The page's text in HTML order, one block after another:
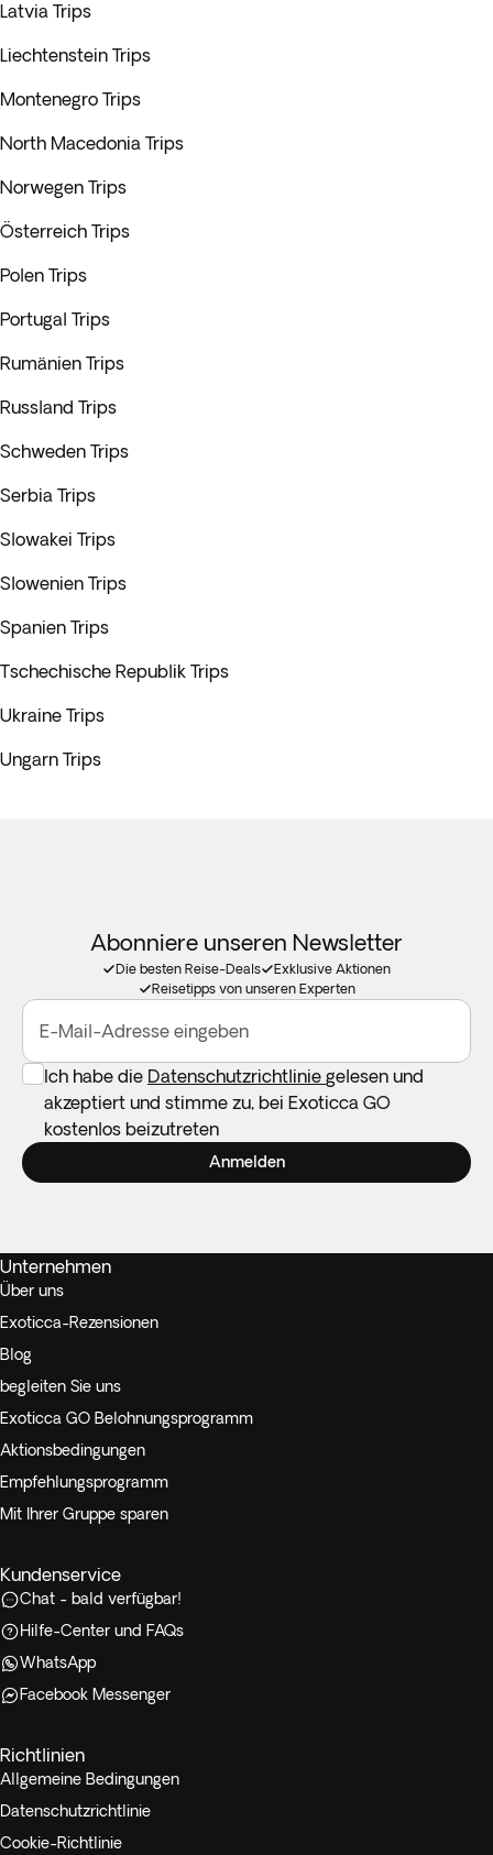
Latvia Trips
Liechtenstein Trips
Montenegro Trips
North Macedonia Trips
Norwegen Trips
Österreich Trips
Polen Trips
Portugal Trips
Rumänien Trips
Russland Trips
Schweden Trips
Serbia Trips
Slowakei Trips
Slowenien Trips
Spanien Trips
Tschechische Republik Trips
Ukraine Trips
Ungarn Trips
Abonniere unseren Newsletter
Die besten Reise-Deals
Exklusive Aktionen
Reisetipps von unseren Experten
E-Mail-Adresse eingeben
Ich habe die Datenschutzrichtlinie gelesen und
akzeptiert und stimme zu, bei Exoticca GO
kostenlos beizutreten
Anmelden
Unternehmen
Über uns
Exoticca-Rezensionen
Blog
begleiten Sie uns
Exoticca GO Belohnungsprogramm
Aktionsbedingungen
Empfehlungsprogramm
Mit Ihrer Gruppe sparen
Kundenservice
Chat - bald verfügbar!
Hilfe-Center und FAQs
WhatsApp
Facebook Messenger
Richtlinien
Allgemeine Bedingungen
Datenschutzrichtlinie
Cookie-Richtlinie